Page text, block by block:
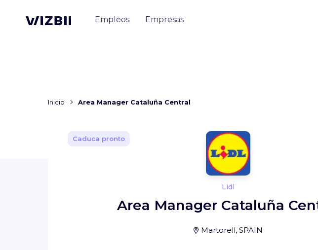
Empleos Empresas
Inicio Area Manager Cataluña Central
Caduca pronto
Lidl
Area Manager Cataluña
Martorell, SPAIN